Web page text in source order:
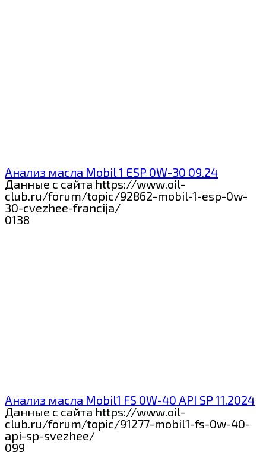
Анализ масла Mobil 1 ESP 0W-30 09.24
Данные с сайта https://www.oil-
club.ru/forum/topic/92862-mobil-1-esp-0w-
30-cvezhee-francija/
0138
Анализ масла Mobil1 FS 0W-40 API SP 11.2024
Данные с сайта https://www.oil-
club.ru/forum/topic/91277-mobil1-fs-0w-40-
api-sp-svezhee/
099